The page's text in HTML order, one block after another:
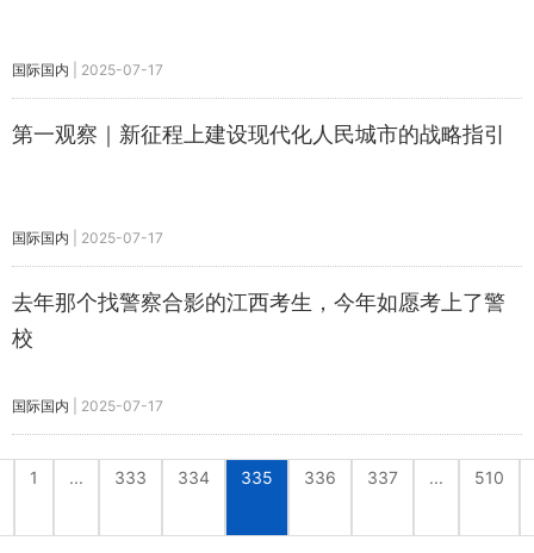
国际国内 2025-07-17
第一观察｜新征程上建设现代化人民城市的战略指引
国际国内 2025-07-17
去年那个找警察合影的江西考生，今年如愿考上了警
校
国际国内 2025-07-17
1 ... 333 334 335 336 337 ... 510